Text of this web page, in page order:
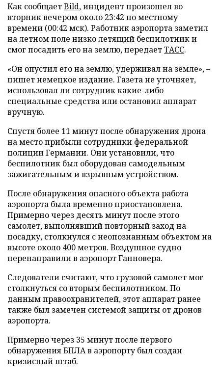
Как сообщаетBild, инцидент произошел во
вторник вечером около 23:42 по местному
времени (00:42 мск). Работник аэропорта заметил
на летном поле низко летящий беспилотник и
смог посадить его на землю, передаетТАСС.
«Он опустил его на землю, удерживал на земле», –
пишет немецкое издание. Газета не уточняет,
использовал ли сотрудник какие-либо
специальные средства или остановил аппарат
вручную.
Спустя более 11 минут после обнаружения дрона
на место прибыли сотрудники федеральной
полиции Германии. Они установили, что
беспилотник был оборудован самодельным
зажигательным и взрывным устройством.
После обнаружения опасного объекта работа
аэропорта была временно приостановлена.
Примерно через десять минут после этого
самолет, выполнявший повторный заход на
посадку, столкнулся с неопознанным объектом на
высоте около 400 метров. Воздушное судно
перенаправили в аэропорт Ганновера.
Следователи считают, что грузовой самолет мог
столкнуться со вторым беспилотником. По
данным правоохранителей, этот аппарат ранее
также был замечен системой защиты от дронов
аэропорта.
Примерно через 35 минут после первого
обнаружения БПЛА в аэропорту был создан
кризисный штаб.